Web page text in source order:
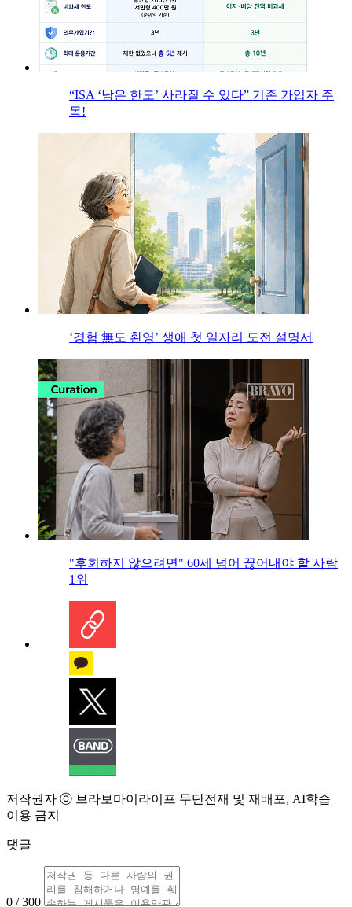
“ISA ‘남은 한도’ 사라질 수 있다” 기존 가입자 주
목!
‘경험 無도 환영’ 생애 첫 일자리 도전 설명서
"후회하지 않으려면" 60세 넘어 끊어내야 할 사람
1위
저작권자 ⓒ 브라보마이라이프 무단전재 및 재배포, AI학습
이용 금지
댓글
0 / 300